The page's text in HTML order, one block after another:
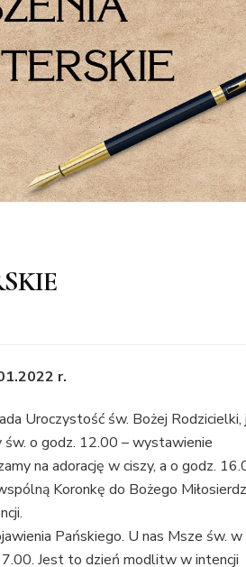
r.
Uroczystość św. Bożej
św. o godz. 12.00 – wystawienie
na adorację w ciszy, a o godz.
Koronkę do Bożego
Pańskiego. U nas Msze św. w
Jest to dzień modlitw w intencji